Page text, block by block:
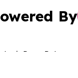
By
Press Release